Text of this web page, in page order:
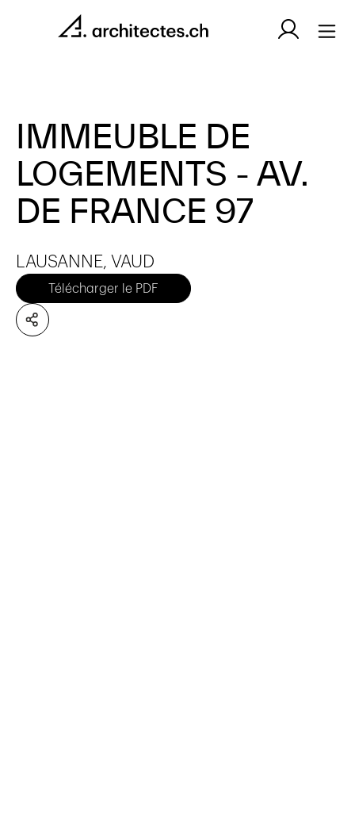
IMMEUBLE DE
LOGEMENTS - AV.
DE FRANCE 97
LAUSANNE, VAUD
Télécharger le PDF